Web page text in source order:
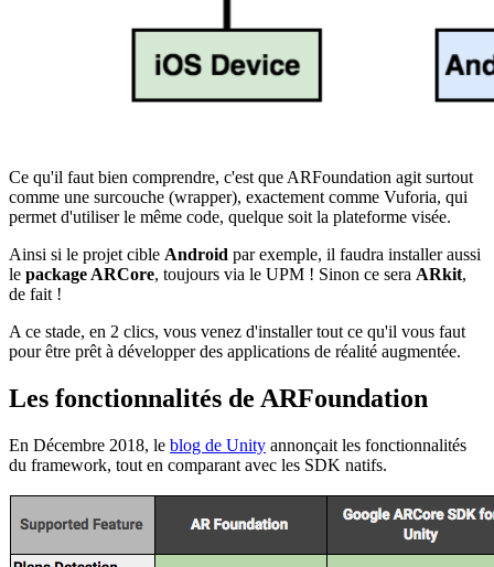
Ce qu'il faut bien comprendre, c'est que ARFoundation agit surtout
comme une surcouche (wrapper), exactement comme Vuforia, qui
permet d'utiliser le même code, quelque soit la plateforme visée.
Ainsi si le projet cible Android par exemple, il faudra installer aussi
le package ARCore, toujours via le UPM ! Sinon ce sera ARkit,
de fait !
A ce stade, en 2 clics, vous venez d'installer tout ce qu'il vous faut
pour être prêt à développer des applications de réalité augmentée.
Les fonctionnalités de ARFoundation
En Décembre 2018, le blog de Unity annonçait les fonctionnalités
du framework, tout en comparant avec les SDK natifs.